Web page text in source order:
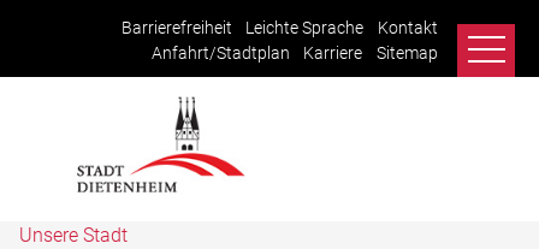
Barrierefreiheit Leichte Sprache
Kontakt
Anfahrt/Stadtplan
Karriere Sitemap
Unsere Stadt